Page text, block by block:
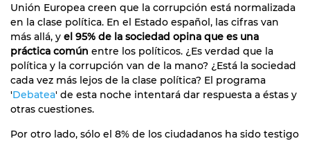
Unión Europea creen que la corrupción está normalizada
en la clase política. En el Estado español, las cifras van
más allá, y el 95% de la sociedad opina que es una
práctica común entre los políticos. ¿Es verdad que la
política y la corrupción van de la mano? ¿Está la sociedad
cada vez más lejos de la clase política? El programa
'Debatea' de esta noche intentará dar respuesta a éstas y
otras cuestiones.
Por otro lado, sólo el 8% de los ciudadanos ha sido testigo